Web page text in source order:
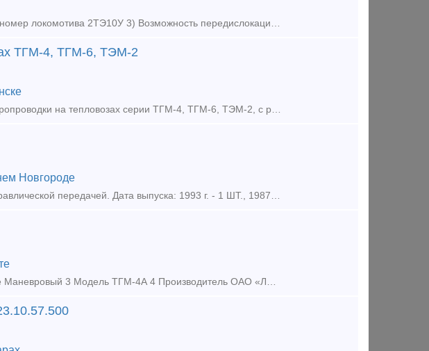
1) Продление срока службы до 1937 г. 2) Серия, номер локомотива 2ТЭ10У 3) Возможность передислокации: ДА. 4) Год изготовления 1992 Продаем тепловоз серии 2ТЭ10У 1992 г.в. в исправном техническ
ТГМ-4, ТГМ-6, ТЭМ-2
Компания Вектор-ЖД занимается заменой электропроводки на тепловозах серии ТГМ-4, ТГМ-6, ТЭМ-2, с ревизией электрических машин и заменой электрических приборов. А также выполняет любые виды тех
Новгороде
Тепловоз ТУ 7 «А» Тепловоз узкоколейный с гидравлической передачей. Дата выпуска: 1993 г. - 1 ШТ., 1987 Г. 2 ШТ. Тип и мощность дизеля, л.с. 400 л.с., 4 –х тактный Тип передачи: гидравлическая УГП
1 Наименование техники Тепловоз 2 Назначение Маневровый 3 Модель ТГМ-4А 4 Производитель ОАО «Людиновский тепловозостроительный завод» 5 Год изготовления 1984 6 Год ввода в эксплуатацию 1985 7 Ти